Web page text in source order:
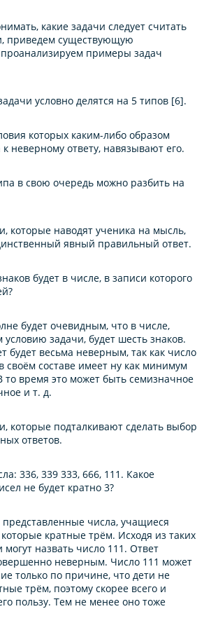
какие задачи следует считать
приведем существующую
примеры задач
условно делятся на 5 типов [6].
которых каким-либо образом
неверному ответу, навязывают его.
в свою очередь можно разбить на
которые наводят ученика на мысль,
явный правильный ответ.
будет в числе, в записи которого
будет очевидным, что в числе,
задачи, будет шесть знаков.
будет весьма неверным, так как число
своём составе имеет ну как минимум
время это может быть семизначное
и т. д.
которые подталкивают сделать выбор
ответов.
336, 339 333, 666, 111. Какое
не будет кратно 3?
числа, учащиеся
кратные трём. Исходя из таких
могут назвать число 111. Ответ
неверным. Число 111 может
только по причине, что дети не
трём, поэтому скорее всего и
пользу. Тем не менее оно тоже